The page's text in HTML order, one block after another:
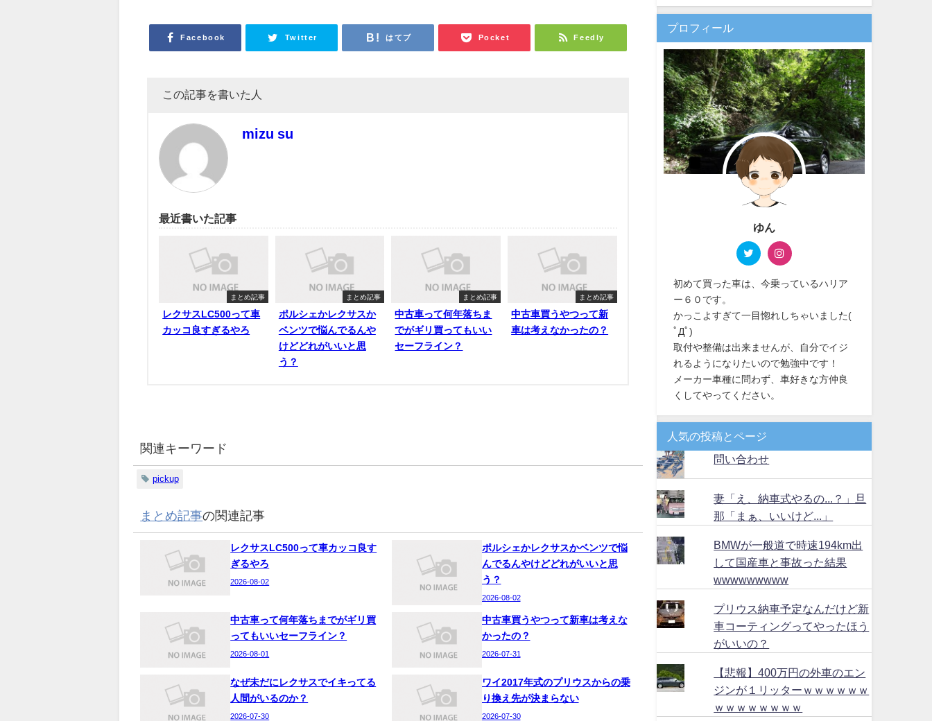
Facebook Twitter はてブ Pocket Feedly
この記事を書いた人
mizu su
最近書いた記事
まとめ記事
レクサスLC500って車
カッコ良すぎるやろ
まとめ記事
ポルシェかレクサスか
ベンツで悩んでるんや
けどどれがいいと思
う？
まとめ記事
中古車って何年落ちま
でがギリ買ってもいい
セーフライン？
まとめ記事
中古車買うやつって新
車は考えなかったの？
関連キーワード
pickup
まとめ記事の関連記事
レクサスLC500って車カッコ良す
ぎるやろ
2026-08-02
ポルシェかレクサスかベンツで悩
んでるんやけどどれがいいと思
う？
2026-08-02
中古車って何年落ちまでがギリ買
ってもいいセーフライン？
2026-08-01
中古車買うやつって新車は考えな
かったの？
2026-07-31
なぜ未だにレクサスでイキってる
人間がいるのか？
2026-07-30
ワイ2017年式のプリウスからの乗
り換え先が決まらない
2026-07-30
プロフィール
ゆん
初めて買った車は、今乗っているハリア
ー６０です。
かっこよすぎて一目惚れしちゃいました(
ﾟДﾟ)
取付や整備は出来ませんが、自分でイジ
れるようになりたいので勉強中です！
メーカー車種に問わず、車好きな方仲良
くしてやってください。
人気の投稿とページ
問い合わせ
妻「え、納車式やるの...？」旦
那「まぁ、いいけど...」
BMWが一般道で時速194km出
して国産車と事故った結果
wwwwwwwww
プリウス納車予定なんだけど新
車コーティングってやったほう
がいいの？
【悲報】400万円の外車のエン
ジンが１リッターｗｗｗｗｗｗ
ｗｗｗｗｗｗｗｗ